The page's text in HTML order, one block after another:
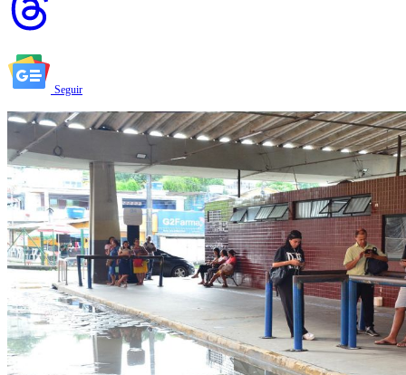
Seguir